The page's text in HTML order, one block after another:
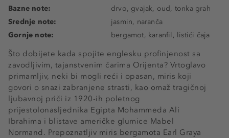
Što dobijete kada spojite englesku profinjenost sa
zavodljivim, tajanstvenim čarima Orijenta? Vrtoglavo
primamljiv, neki bi mogli reći i opasan, miris koji
govori o snazi zabranjene strasti, kao omaž tragičnoj
ljubavnoj priči iz 1920-ih poletnog
prijestolonasljednika Egipta Mohammeda Ali
Ibrahima i blistave američke glumice Mabel
Normand. Prepoznatljiv miris bergamota Earl Graya
Bazne note:
drvo, gvajak, oud, tonka grah
Srednje note:
jasmin, naranča
Gornje note:
bergamot, karanfil, listići čaja